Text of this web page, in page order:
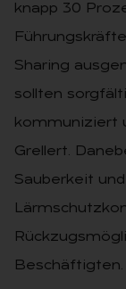
knapp 30
Sharing
sollten
kommuniziert
Grellert.
Sauberkeit
Beschäftigten.